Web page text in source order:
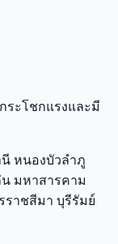
ระโชกแรงและมี
นี หนองบัวลำภู
มหาสารคาม
ราชสีมา บุรีรัมย์